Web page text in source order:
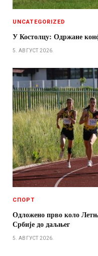
UNCATEGORIZED
У Костолцу: Одржане
5. АВГУСТ 2026.
СПОРТ
Одложено прво коло
Србије до даљњег
5. АВГУСТ 2026.